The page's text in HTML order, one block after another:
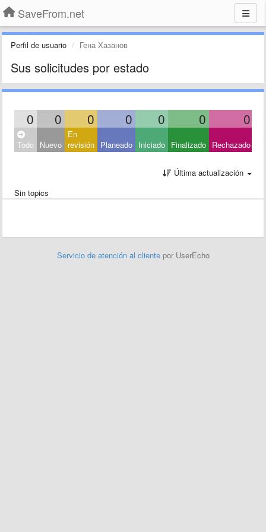
SaveFrom.net
Perfil de usuario Гена Хазанов
Sus solicitudes por estado
0 0 0 0 0 0 0
Todo Nuevo
En
revisión Planeado Iniciado Finalizado Rechazado
Última actualización
Sin topics
Servicio de atención al cliente por UserEcho